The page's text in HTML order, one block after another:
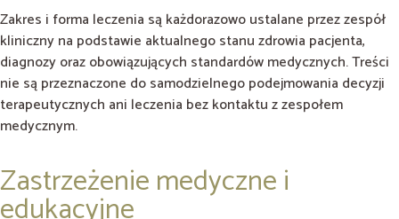
Zakres i forma leczenia są każdorazowo ustalane przez zespół
kliniczny na podstawie aktualnego stanu zdrowia pacjenta,
diagnozy oraz obowiązujących standardów medycznych. Treści
nie są przeznaczone do samodzielnego podejmowania decyzji
terapeutycznych ani leczenia bez kontaktu z zespołem
medycznym.
Zastrzeżenie medyczne i